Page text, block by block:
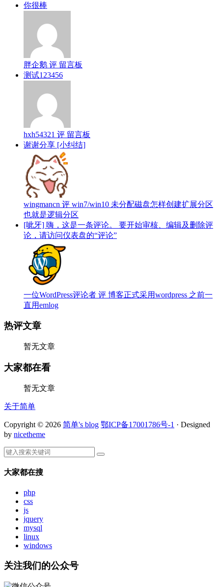
你很棒
胖企鹅 评 留言板
测试123456
hxh54321 评 留言板
谢谢分享 [小纠结]
wingmancn 评 win7/win10 未分配磁盘怎样创建扩展分区
也就是逻辑分区
[呲牙] 嗨，这是一条评论。 要开始审核、编辑及删除评
论，请访问仪表盘的“评论”
一位WordPress评论者 评 博客正式采用wordpress 之前一
直用emlog
热评文章
暂无文章
大家都在看
暂无文章
关于简单
Copyright © 2026 简单's blog 鄂ICP备17001786号-1 · Designed
by nicetheme
大家都在搜
php
css
js
jquery
mysql
linux
windows
关注我们的公众号